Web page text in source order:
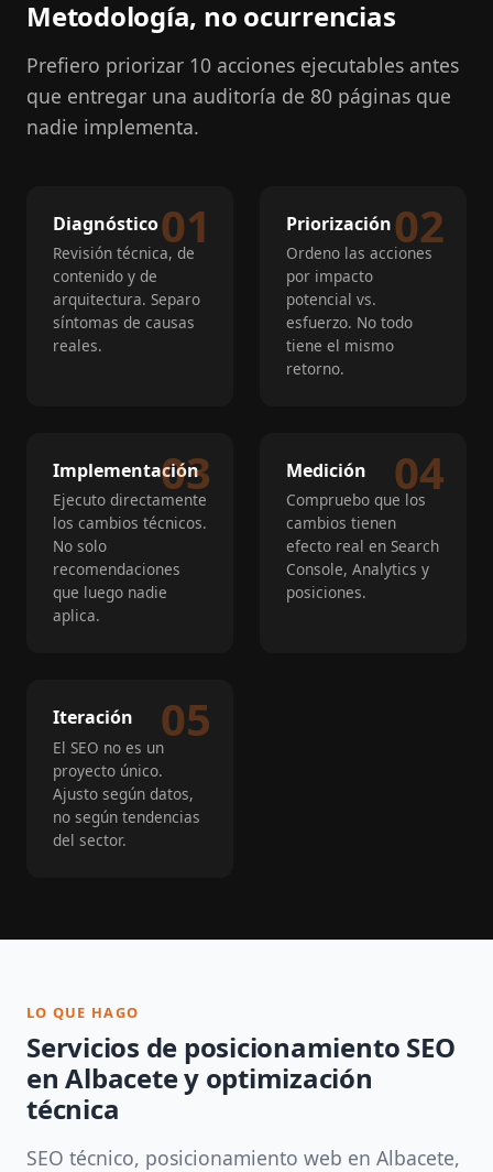
Metodología, no ocurrencias
Prefiero priorizar 10 acciones ejecutables antes
que entregar una auditoría de 80 páginas que
nadie implementa.
Diagnóstico
Revisión técnica, de
contenido y de
arquitectura. Separo
síntomas de causas
reales.
Priorización
Ordeno las acciones
por impacto
potencial vs.
esfuerzo. No todo
tiene el mismo
retorno.
Implementación
Ejecuto directamente
los cambios técnicos.
No solo
recomendaciones
que luego nadie
aplica.
Medición
Compruebo que los
cambios tienen
efecto real en Search
Console, Analytics y
posiciones.
Iteración
El SEO no es un
proyecto único.
Ajusto según datos,
no según tendencias
del sector.
LO QUE HAGO
Servicios de posicionamiento SEO
en Albacete y optimización
técnica
SEO técnico, posicionamiento web en Albacete,